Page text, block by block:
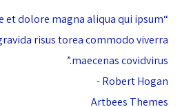
et dolore magna aliqua qui ipsum
risus torea commodo viverra
maecenas covidvirus.”
Robert Hogan -
Artbees Themes